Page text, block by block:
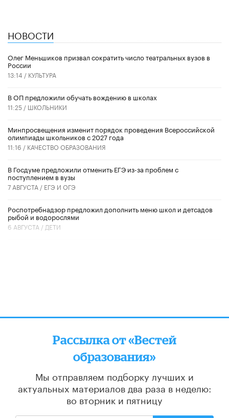
НОВОСТИ
Олег Меньшиков призвал сократить число театральных вузов в
России
13:14 / КУЛЬТУРА
В ОП предложили обучать вождению в школах
11:25 / ШКОЛЬНИКИ
Минпросвещения изменит порядок проведения Всероссийской
олимпиады школьников с 2027 года
11:16 / КАЧЕСТВО ОБРАЗОВАНИЯ
В Госдуме предложили отменить ЕГЭ из-за проблем с
поступлением в вузы
7 АВГУСТА / ЕГЭ И ОГЭ
Роспотребнадзор предложил дополнить меню школ и детсадов
рыбой и водорослями
6 АВГУСТА / ДЕТИ
Рассылка от «Вестей
образования»
Мы отправляем подборку лучших и
актуальных материалов два раза в неделю:
во вторник и пятницу